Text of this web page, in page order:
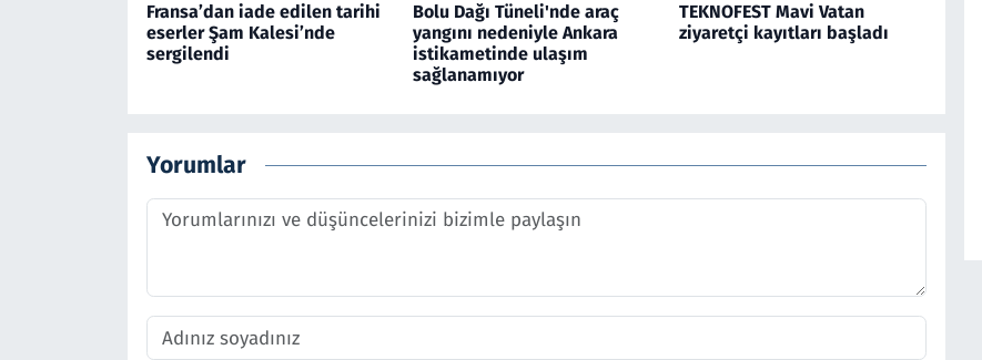
Fransa’dan iade edilen tarihi
eserler Şam Kalesi’nde
sergilendi
Bolu Dağı Tüneli'nde araç
yangını nedeniyle Ankara
istikametinde ulaşım
sağlanamıyor
TEKNOFEST Mavi Vatan
ziyaretçi kayıtları başladı
Yorumlar